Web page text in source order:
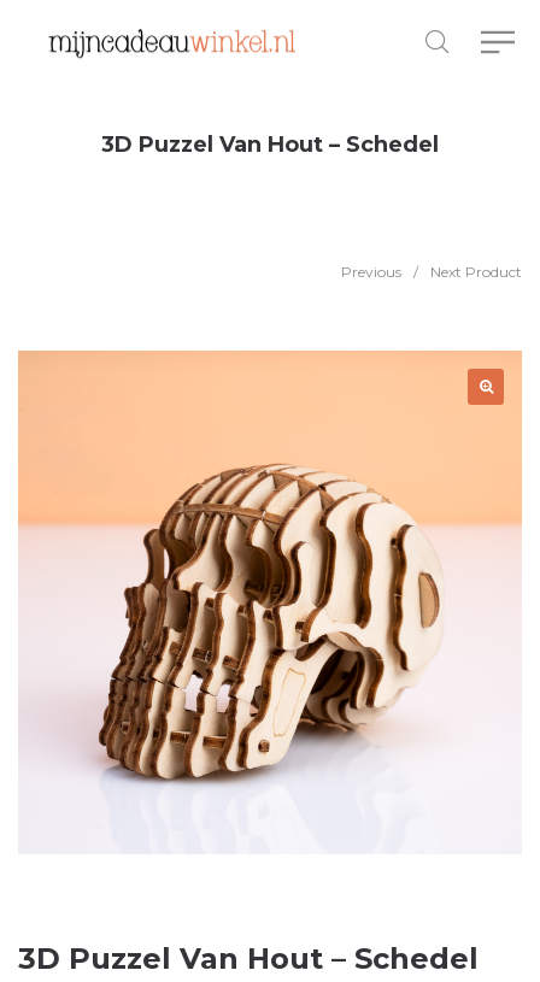
3D Puzzel Van Hout – Schedel
Previous / Next Product
3D Puzzel Van Hout – Schedel